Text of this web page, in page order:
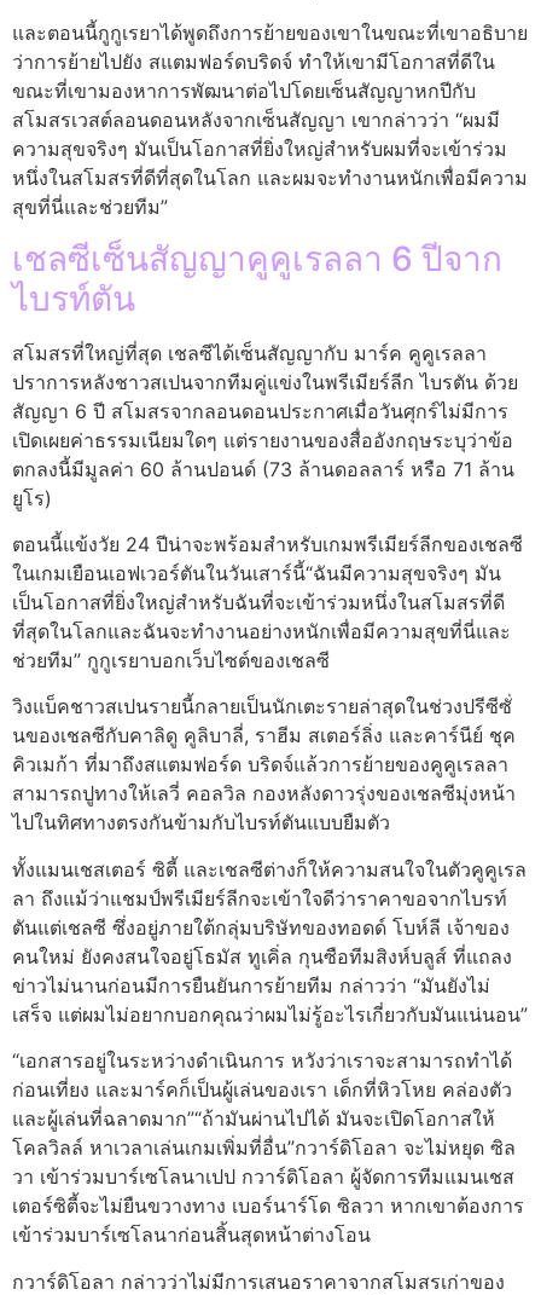
และตอนนี้กูกูเรยาได้พูดถึงการย้ายของเขาในขณะที่เขาอธิบาย
ว่าการย้ายไปยัง สแตมฟอร์ดบริดจ์ ทำให้เขามีโอกาสที่ดีใน
ขณะที่เขามองหาการพัฒนาต่อไปโดยเซ็นสัญญาหกปีกับ
สโมสรเวสต์ลอนดอนหลังจากเซ็นสัญญา เขากล่าวว่า “ผมมี
ความสุขจริงๆ มันเป็นโอกาสที่ยิ่งใหญ่สำหรับผมที่จะเข้าร่วม
หนึ่งในสโมสรที่ดีที่สุดในโลก และผมจะทำงานหนักเพื่อมีความ
สุขที่นี่และช่วยทีม”
เชลซีเซ็นสัญญาคูคูเรลลา 6 ปีจาก
ไบรท์ตัน
สโมสรที่ใหญ่ที่สุด เชลซีได้เซ็นสัญญากับ มาร์ค คูคูเรลลา
ปราการหลังชาวสเปนจากทีมคู่แข่งในพรีเมียร์ลีก ไบรตัน ด้วย
สัญญา 6 ปี สโมสรจากลอนดอนประกาศเมื่อวันศุกร์ไม่มีการ
เปิดเผยค่าธรรมเนียมใดๆ แต่รายงานของสื่ออังกฤษระบุว่าข้อ
ตกลงนี้มีมูลค่า 60 ล้านปอนด์ (73 ล้านดอลลาร์ หรือ 71 ล้าน
ยูโร)
ตอนนี้แข้งวัย 24 ปีน่าจะพร้อมสำหรับเกมพรีเมียร์ลีกของเชลซี
ในเกมเยือนเอฟเวอร์ตันในวันเสาร์นี้“ฉันมีความสุขจริงๆ มัน
เป็นโอกาสที่ยิ่งใหญ่สำหรับฉันที่จะเข้าร่วมหนึ่งในสโมสรที่ดี
ที่สุดในโลกและฉันจะทำงานอย่างหนักเพื่อมีความสุขที่นี่และ
ช่วยทีม” กูกูเรยาบอกเว็บไซต์ของเชลซี
วิงแบ็คชาวสเปนรายนี้กลายเป็นนักเตะรายล่าสุดในช่วงปรีซีซั่
นของเชลซีกับคาลิดู คูลิบาลี่, ราฮีม สเตอร์ลิ่ง และคาร์นีย์ ชุค
คิวเมก้า ที่มาถึงสแตมฟอร์ด บริดจ์แล้วการย้ายของคูคูเรลลา
สามารถปูทางให้เลวี่ คอลวิล กองหลังดาวรุ่งของเชลซีมุ่งหน้า
ไปในทิศทางตรงกันข้ามกับไบรท์ตันแบบยืมตัว
ทั้งแมนเชสเตอร์ ซิตี้ และเชลซีต่างก็ให้ความสนใจในตัวคูคูเรล
ลา ถึงแม้ว่าแชมป์พรีเมียร์ลีกจะเข้าใจดีว่าราคาขอจากไบรท์
ตันแต่เชลซี ซึ่งอยู่ภายใต้กลุ่มบริษัทของทอดด์ โบห์ลี เจ้าของ
คนใหม่ ยังคงสนใจอยู่โธมัส ทูเคิ่ล กุนซือทีมสิงห์บลูส์ ที่แถลง
ข่าวไม่นานก่อนมีการยืนยันการย้ายทีม กล่าวว่า “มันยังไม่
เสร็จ แต่ผมไม่อยากบอกคุณว่าผมไม่รู้อะไรเกี่ยวกับมันแน่นอน”
“เอกสารอยู่ในระหว่างดำเนินการ หวังว่าเราจะสามารถทำได้
ก่อนเที่ยง และมาร์คก็เป็นผู้เล่นของเรา เด็กที่หิวโหย คล่องตัว
และผู้เล่นที่ฉลาดมาก”“ถ้ามันผ่านไปได้ มันจะเปิดโอกาสให้
โคลวิลล์ หาเวลาเล่นเกมเพิ่มที่อื่น”กวาร์ดิโอลา จะไม่หยุด ซิล
วา เข้าร่วมบาร์เซโลนาเปป กวาร์ดิโอลา ผู้จัดการทีมแมนเชส
เตอร์ซิตี้จะไม่ยืนขวางทาง เบอร์นาร์โด ซิลวา หากเขาต้องการ
เข้าร่วมบาร์เซโลนาก่อนสิ้นสุดหน้าต่างโอน
กวาร์ดิโอลา กล่าวว่าไม่มีการเสนอราคาจากสโมสรเก่าของ